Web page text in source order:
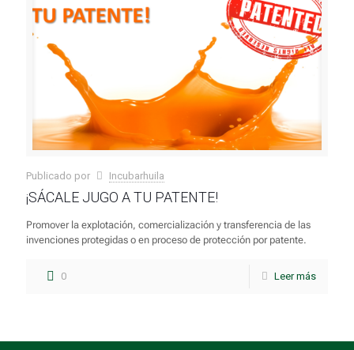
Publicado por Incubarhuila
¡SÁCALE JUGO A TU PATENTE!
Promover la explotación, comercialización y transferencia de las
invenciones protegidas o en proceso de protección por patente.
0 Leer más